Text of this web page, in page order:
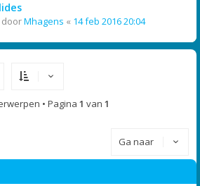
doorMhagens « 14 feb 2016 20:04
• Pagina 1 van 1
Ga naar